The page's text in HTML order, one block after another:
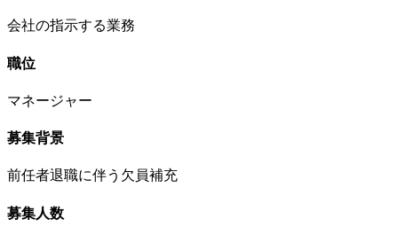
会社の指示する業務
職位
マネージャー
募集背景
前任者退職に伴う欠員補充
募集人数